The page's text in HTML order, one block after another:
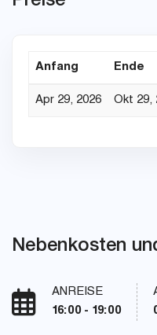
Anfang Ende
Apr 29, 2026 Okt 29,
Nebenkosten
ANREISE
16:00 - 19:00